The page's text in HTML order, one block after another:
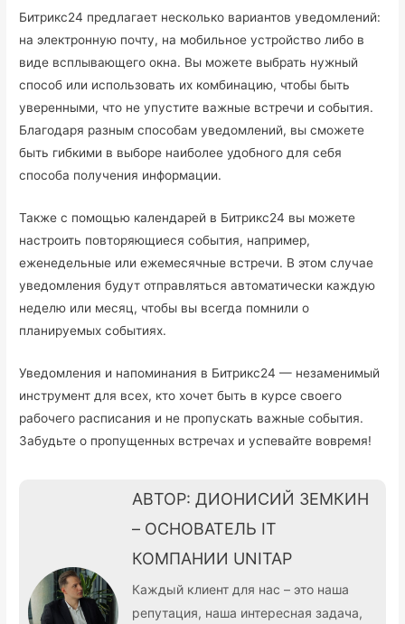
Битрикс24 предлагает несколько вариантов уведомлений:
на электронную почту, на мобильное устройство либо в
виде всплывающего окна. Вы можете выбрать нужный
способ или использовать их комбинацию, чтобы быть
уверенными, что не упустите важные встречи и события.
Благодаря разным способам уведомлений, вы сможете
быть гибкими в выборе наиболее удобного для себя
способа получения информации.
Также с помощью календарей в Битрикс24 вы можете
настроить повторяющиеся события, например,
еженедельные или ежемесячные встречи. В этом случае
уведомления будут отправляться автоматически каждую
неделю или месяц, чтобы вы всегда помнили о
планируемых событиях.
Уведомления и напоминания в Битрикс24 — незаменимый
инструмент для всех, кто хочет быть в курсе своего
рабочего расписания и не пропускать важные события.
Забудьте о пропущенных встречах и успевайте вовремя!
АВТОР: ДИОНИСИЙ ЗЕМКИН
– ОСНОВАТЕЛЬ IT
КОМПАНИИ UNITAP
Каждый клиент для нас – это наша
репутация, наша интересная задача,